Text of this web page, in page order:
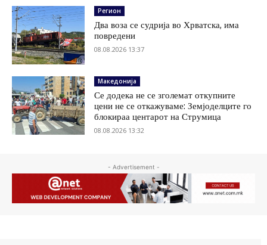
Регион
Два воза се судрија во Хрватска, има
повредени
08.08.2026 13:37
Македонија
Се додека не се зголемат откупните
цени не се откажуваме: Земјоделците го
блокираа центарот на Струмица
08.08.2026 13:32
- Advertisement -